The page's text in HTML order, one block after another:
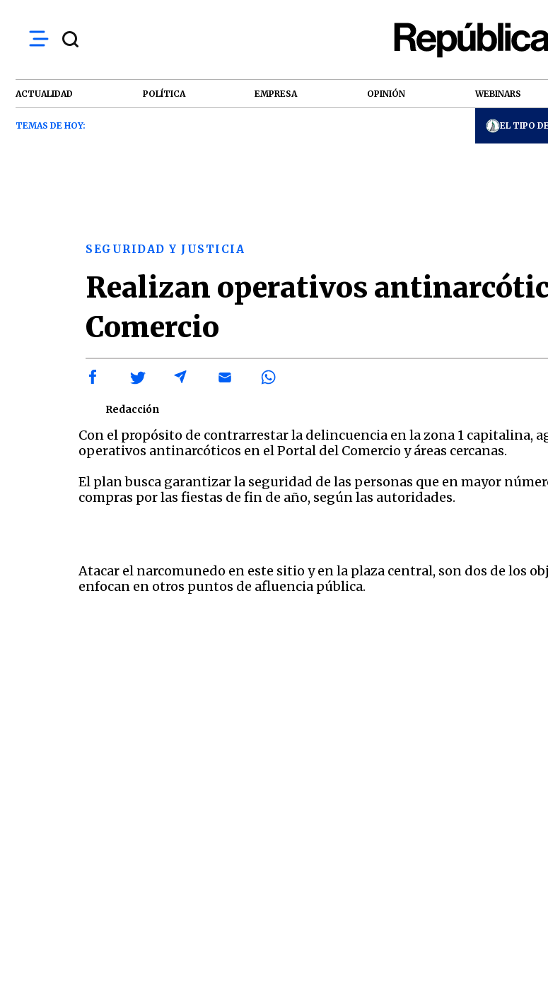
ACTUALIDAD POLÍTICA EMPRESA OPINIÓN WEBINARS
TEMAS DE HOY: EL TIPO
SEGURIDAD Y JUSTICIA
Realizan operativos
Comercio
Redacción
Con el propósito de contrarrestar la delincuencia en la zona 1 capitalina,
operativos antinarcóticos en el Portal del Comercio y áreas cercanas.
El plan busca garantizar la seguridad de las personas que en mayor
compras por las fiestas de fin de año, según las autoridades.
Atacar el narcomunedo en este sitio y en la plaza central, son dos de los
enfocan en otros puntos de afluencia pública.